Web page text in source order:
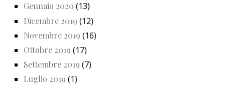
Gennaio 2020 (13)
Dicembre 2019 (12)
Novembre 2019 (16)
Ottobre 2019 (17)
Settembre 2019 (7)
Luglio 2019 (1)